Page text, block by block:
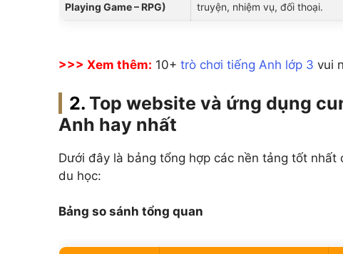
Playing Game – RPG)
truyện, nhiệm vụ, đối thoại.
>>> Xem thêm: 10+ trò chơi tiếng Anh lớp 3 vui
Top website và ứng dụng
Anh hay nhất
Dưới đây là bảng tổng hợp các nền tảng tốt
du học:
Bảng so sánh tổng quan